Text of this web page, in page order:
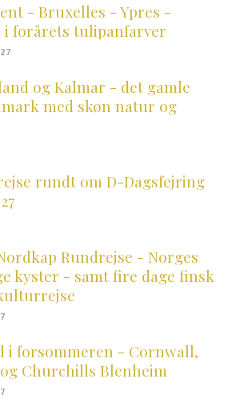
- Bruxelles - Ypres -
i forårets tulipanfarver
og Kalmar - det gamle
med skøn natur og
rundt om D-Dagsfejring
Rundrejse - Norges
kyster - samt fire dage finsk
i forsommeren - Cornwall,
Churchills Blenheim